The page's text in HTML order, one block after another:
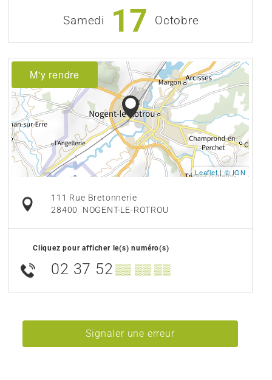
Samedi 17 Octobre
M'y rendre
Leaflet|© IGN
111 Rue Bretonnerie
28400
NOGENT-LE-ROTROU
Cliquez pour afficher le(s) numéro(s)
02 37 52 ▒▒ ▒▒ ▒▒
Signaler une erreur